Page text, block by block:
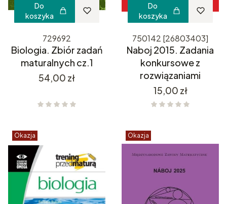
Do
koszyka
729692
Biologia. Zbiór zadań
maturalnych cz.1
Cena
54,00 zł
Do
koszyka
750142 [26803403]
Naboj 2015. Zadania
konkursowe z
rozwiązaniami
Cena
15,00 zł
Okazja Okazja